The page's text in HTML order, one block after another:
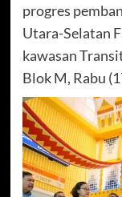
progres
Utara-Selatan
kawasan
Blok M, Rabu